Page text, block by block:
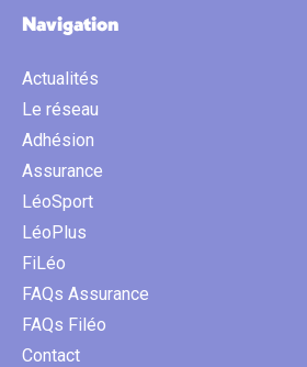
Navigation
Actualités
Le réseau
Adhésion
Assurance
LéoSport
LéoPlus
FiLéo
FAQs Assurance
FAQs Filéo
Contact